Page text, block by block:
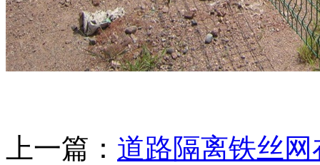
上一篇： 道路隔离铁丝